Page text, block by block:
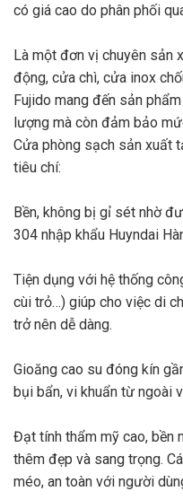
có giá cao do phân phối
Là một đơn vị chuyên sản
động, cửa chì, cửa inox
Fujido mang đến sản
lượng mà còn đảm bảo
Cửa phòng sạch sản xuất
tiêu chí:
Bền, không bị gỉ sét nhờ
304 nhập khẩu Huyndai
Tiện dụng với hệ thống
cùi trỏ…) giúp cho việc di
trở nên dễ dàng.
Gioăng cao su đóng kín
bụi bẩn, vi khuẩn từ ngoài
Đạt tính thẩm mỹ cao, bền
thêm đẹp và sang trọng.
méo, an toàn với người